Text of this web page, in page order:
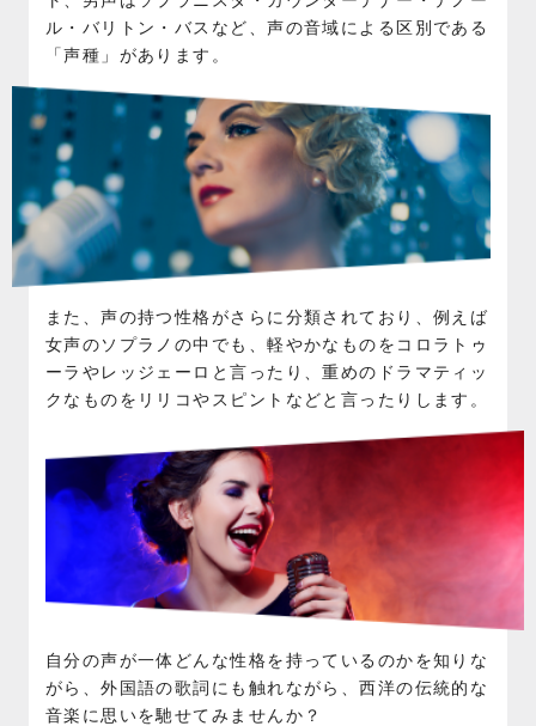
ル・バリトン・バスなど、声の音域による区別である
「声種」があります。
また、声の持つ性格がさらに分類されており、例えば
女声のソプラノの中でも、軽やかなものをコロラトゥ
ーラやレッジェーロと言ったり、重めのドラマティッ
クなものをリリコやスピントなどと言ったりします。
自分の声が一体どんな性格を持っているのかを知りな
がら、外国語の歌詞にも触れながら、西洋の伝統的な
音楽に思いを馳せてみませんか？